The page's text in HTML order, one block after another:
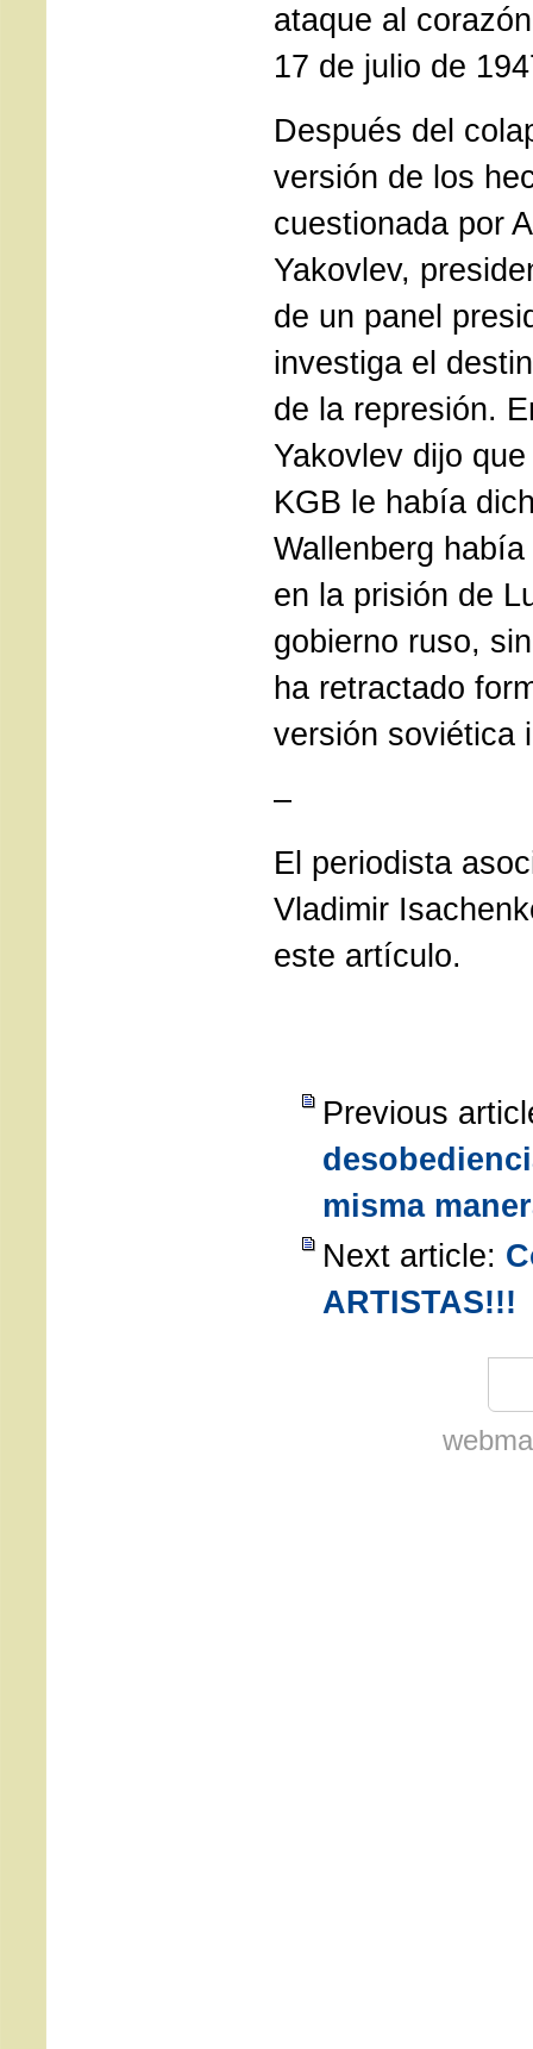
ataque al
17 de julio de
Después del
versión de los
cuestionada por
Yakovlev,
de un panel
investiga el
de la represión.
Yakovlev dijo
KGB le había
Wallenberg
en la prisión de
gobierno ruso,
ha retractado
versión soviética
–
El periodista
Vladimir
este artículo.
Previous
misma
Next article:
ARTISTAS!!!